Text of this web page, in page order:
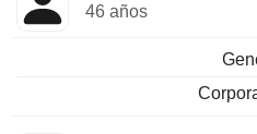
46 años